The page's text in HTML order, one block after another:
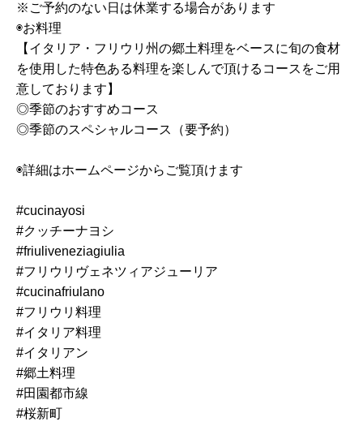
※ご予約のない日は休業する場合があります
◉お料理
【イタリア・フリウリ州の郷土料理をベースに旬の食材
を使用した特色ある料理を楽しんで頂けるコースをご用
意しております】
◎季節のおすすめコース
◎季節のスペシャルコース（要予約）
◉詳細はホームページからご覧頂けます
#cucinayosi
#クッチーナヨシ
#friuliveneziagiulia
#フリウリヴェネツィアジューリア
#cucinafriulano
#フリウリ料理
#イタリア料理
#イタリアン
#郷土料理
#田園都市線
#桜新町